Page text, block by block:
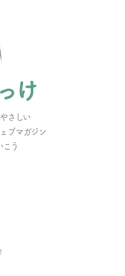
さしい
ブマガジン
う